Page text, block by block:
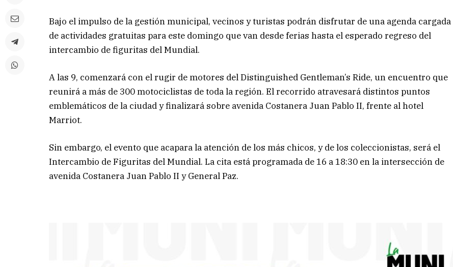
Bajo el impulso de la gestión municipal, vecinos y turistas podrán disfrutar de una agenda cargada
de actividades gratuitas para este domingo que van desde ferias hasta el esperado regreso del
intercambio de figuritas del Mundial.
A las 9, comenzará con el rugir de motores del Distinguished Gentleman’s Ride, un encuentro que
reunirá a más de 300 motociclistas de toda la región. El recorrido atravesará distintos puntos
emblemáticos de la ciudad y finalizará sobre avenida Costanera Juan Pablo II, frente al hotel
Marriot.
Sin embargo, el evento que acapara la atención de los más chicos, y de los coleccionistas, será el
Intercambio de Figuritas del Mundial. La cita está programada de 16 a 18:30 en la intersección de
avenida Costanera Juan Pablo II y General Paz.